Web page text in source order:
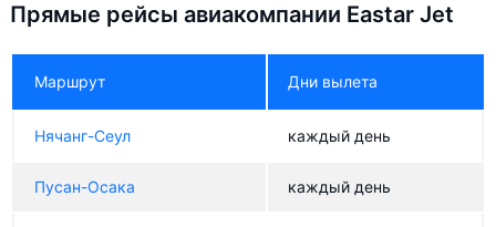
Прямые рейсы авиакомпании Eastar Jet
Маршрут Дни вылета
Нячанг-Сеул каждый день
Пусан-Осака каждый день